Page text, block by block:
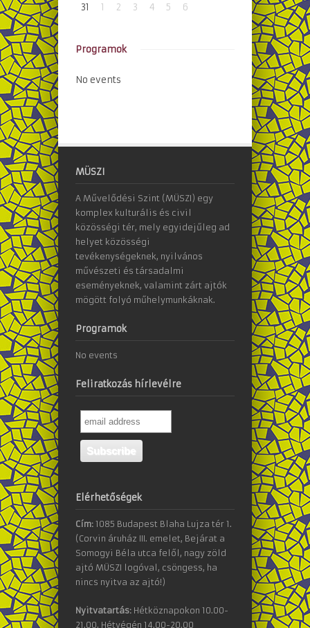
31
1 2 3 4 5 6
Programok
No events
MÜSZI
A Művelődési Szint (MÜSZI) egy
komplex kulturális és civil
közösségi tér, mely egyidejűleg ad
helyet közösségi
tevékenységeknek, nyilvános
művészeti és társadalmi
eseményeknek, valamint zárt ajtók
mögött folyó műhelymunkáknak.
Programok
No events
Feliratkozás hírlevélre
Elérhetőségek
Cím: 1085 Budapest Blaha Lujza tér 1.
(Corvin áruház III. emelet, Bejárat a
Somogyi Béla utca felől, nagy zöld
ajtó MÜSZI logóval, csöngess, ha
nincs nyitva az ajtó!)
Nyitvatartás: Hétköznapokon 10.00-
21.00, Hétvégén 14.00-20.00